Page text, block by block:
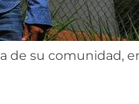
su comunidad,